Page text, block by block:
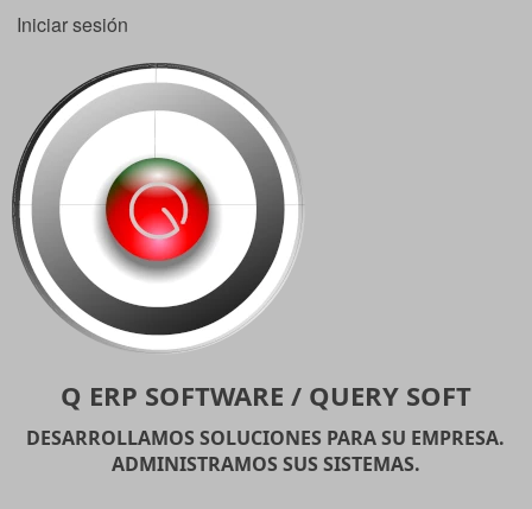
Pasar
contenido
principal
User
account
menu
Iniciar sesión
Q ERP SOFTWARE / QUERY SOFT
DESARROLLAMOS SOLUCIONES PARA SU EMPRESA.
ADMINISTRAMOS SUS SISTEMAS.